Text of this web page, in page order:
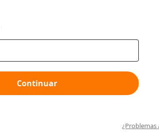
Continuar
¿Problemas